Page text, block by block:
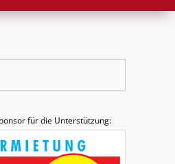
für die Unterstützung: